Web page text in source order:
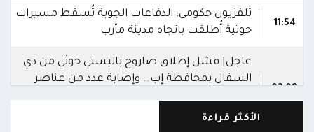
11:54
تلفزيون حكومي: الدفاعات الجوية تُسقط مسيرات
حوثية أُطلقت باتجاه مدينة مأرب
02:08
عاجل| فشل إطلاق صاروخ باليستي حوثي من ذي
السفال بمحافظة إب.. وإصابة عدد من عناصر
القاعدة
الأكثر قراءة